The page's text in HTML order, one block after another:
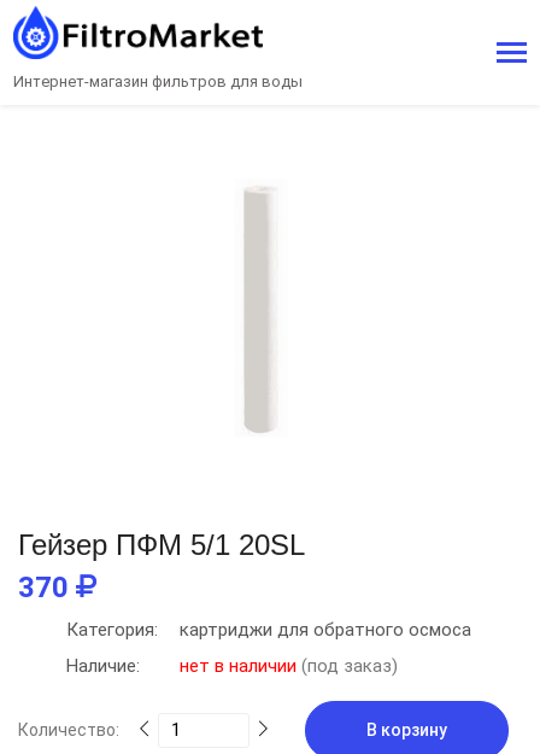
Интернет-магазин фильтров для воды
Гейзер ПФМ 5/1 20SL
370
Категория:
картриджи для обратного осмоса
Наличие:
нет в наличии (под заказ)
Количество: В корзину